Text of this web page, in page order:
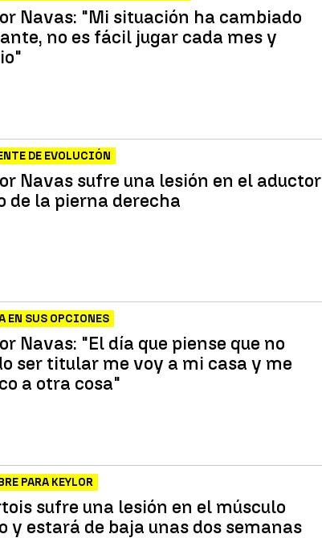
Navas: "Mi situación ha cambiado
no es fácil jugar cada mes y
DE EVOLUCIÓN
Navas sufre una lesión en el aductor
de la pierna derecha
EN SUS OPCIONES
Navas: "El día que piense que no
ser titular me voy a mi casa y me
a otra cosa"
PARA KEYLOR
sufre una lesión en el músculo
y estará de baja unas dos semanas